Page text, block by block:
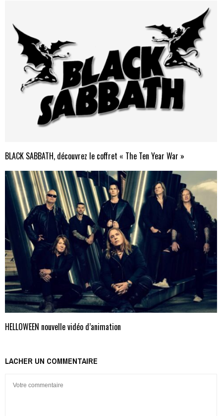
BLACK SABBATH, découvrez le coffret « The Ten Year War »
HELLOWEEN nouvelle vidéo d’animation
LACHER UN COMMENTAIRE